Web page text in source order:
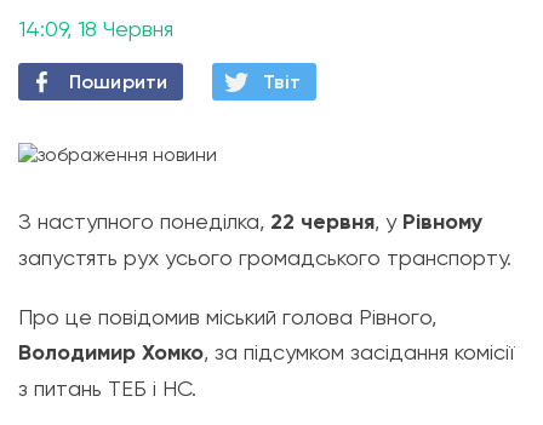
14:09, 18 Червня
Поширити Твiт
З наступного понеділка, 22 червня, у Рівному
запустять рух усього громадського транспорту.
Про це повідомив міський голова Рівного,
Володимир Хомко, за підсумком засідання комісії
з питань ТЕБ і НС.